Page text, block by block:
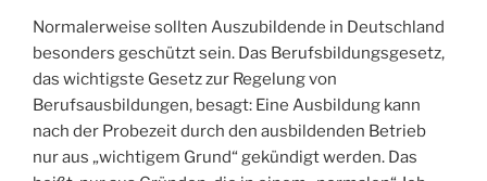
Normalerweise sollten Auszubildende in Deutschland
besonders geschützt sein. Das Berufsbildungsgesetz,
das wichtigste Gesetz zur Regelung von
Berufsausbildungen, besagt: Eine Ausbildung kann
nach der Probezeit durch den ausbildenden Betrieb
nur aus „wichtigem Grund“ gekündigt werden. Das